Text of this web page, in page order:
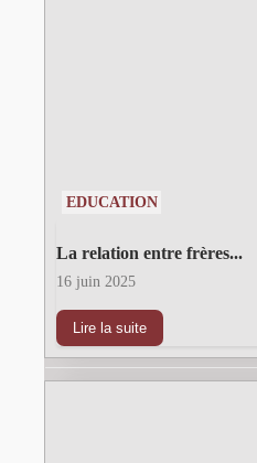
EDUCATION
La relation entre frères...
16 juin 2025
Lire la suite